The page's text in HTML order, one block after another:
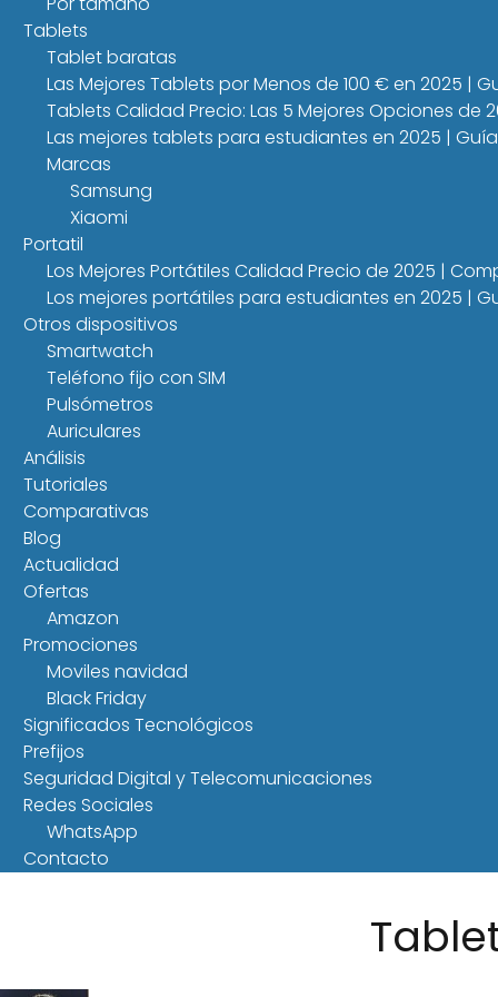
Tablets
Tablet baratas
Las Mejores Tablets por Menos de 100 € en 2025 |
Tablets Calidad Precio: Las 5 Mejores Opciones de
Las mejores tablets para estudiantes en 2025 |
Marcas
Samsung
Xiaomi
Portatil
Los Mejores Portátiles Calidad Precio de 2025 |
Los mejores portátiles para estudiantes en 2025 |
Otros dispositivos
Smartwatch
Teléfono fijo con SIM
Pulsómetros
Auriculares
Análisis
Tutoriales
Comparativas
Blog
Actualidad
Ofertas
Amazon
Promociones
Moviles navidad
Black Friday
Significados Tecnológicos
Prefijos
Seguridad Digital y Telecomunicaciones
Redes Sociales
WhatsApp
Contacto